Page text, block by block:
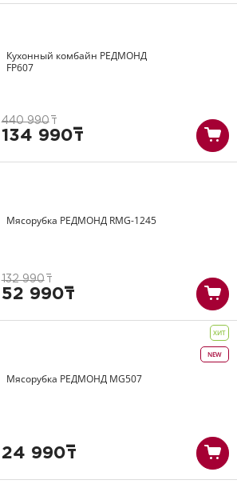
Кухонный комбайн РЕДМОНД
FP607
440 990 т
134 990т
Мясорубка РЕДМОНД RMG-1245
132 990 т
52 990т
Мясорубка РЕДМОНД MG507
ХИТ
NEW
24 990т